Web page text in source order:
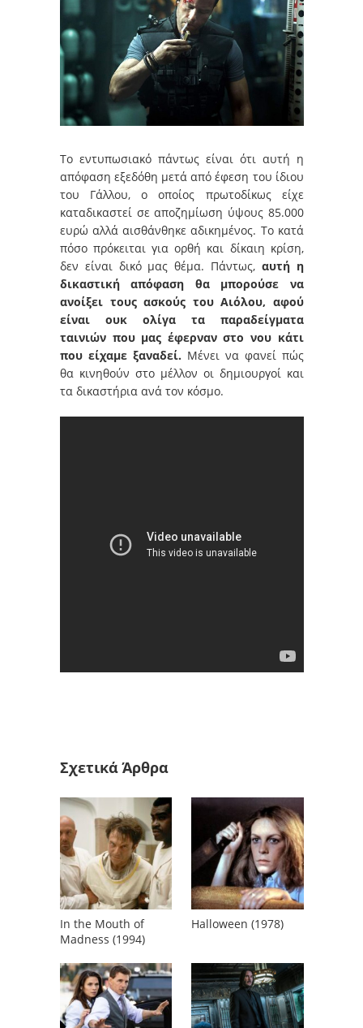
Το εντυπωσιακό πάντως είναι ότι αυτή η
απόφαση εξεδόθη μετά από έφεση του ίδιου
του Γάλλου, ο οποίος πρωτοδίκως είχε
καταδικαστεί σε αποζημίωση ύψους 85.000
ευρώ αλλά αισθάνθηκε αδικημένος. Το κατά
πόσο πρόκειται για ορθή και δίκαιη κρίση,
δεν είναι δικό μας θέμα. Πάντως, αυτή η
δικαστική απόφαση θα μπορούσε να
ανοίξει τους ασκούς του Αιόλου, αφού
είναι ουκ ολίγα τα παραδείγματα
ταινιών που μας έφερναν στο νου κάτι
που είχαμε ξαναδεί. Μένει να φανεί πώς
θα κινηθούν στο μέλλον οι δημιουργοί και
τα δικαστήρια ανά τον κόσμο.
Σχετικά Άρθρα
In the Mouth of
Madness (1994)
Halloween (1978)